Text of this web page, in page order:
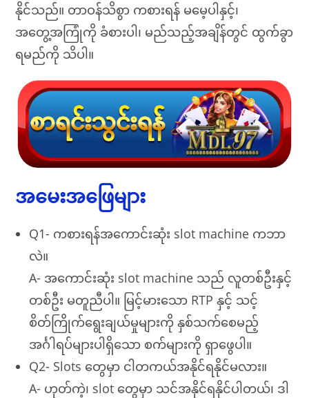
နိုင်သည်။ တာဝန်သိစွာ ကစားရန် မမေ့ပါနှင့်၊
အတွေ့အကြုံကို ခံစားပါ၊ မည်သည့်အချိန်တွင် ထွက်ခွာ
ရမည်ကို သိပါ။
အမေးအဖြေများ
Q1- ကစားရန်အကောင်းဆုံး slot machine ကဘာ
လဲ။
A- အကောင်းဆုံး slot machine သည် လူတစ်ဦးနှင့်
တစ်ဦး မတူညီပါ။ မြင့်မားသော RTP နှင့် သင့်
စိတ်ကြိုက်ရွေးချယ်မှုများကို နှစ်သက်စေမည့်
အင်္ဂါရပ်များပါရှိသော စက်များကို ရှာဖွေပါ။
Q2- Slots တွေမှာ ငါတကယ်အနိုင်ရနိုင်မလား။
A- ဟုတ်ကဲ့၊ slot တွေမှာ သင်အနိုင်ရနိုင်ပါတယ်၊ ဒါ